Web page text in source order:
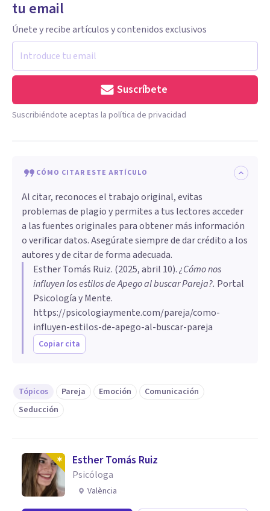
tu email
Únete y recibe artículos y contenidos exclusivos
Suscríbete
Suscribiéndote aceptas la política de privacidad
CÓMO CITAR ESTE ARTÍCULO
Al citar, reconoces el trabajo original, evitas
problemas de plagio y permites a tus lectores acceder
a las fuentes originales para obtener más información
o verificar datos. Asegúrate siempre de dar crédito a los
autores y de citar de forma adecuada.
Esther Tomás Ruiz. (2025, abril 10).¿Cómo nos
influyen los estilos de Apego al buscar Pareja?. Portal
Psicología y Mente.
https://psicologiaymente.com/pareja/como-
influyen-estilos-de-apego-al-buscar-pareja
Copiar cita
Tópicos Pareja Emoción
Comunicación
Seducción
Esther Tomás Ruiz
Psicóloga
València